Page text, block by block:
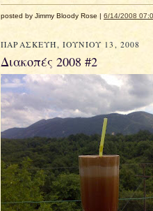
posted by Jimmy Bloody Rose | 6/14/2008
ΠΑΡΑΣΚΕΥΉ, ΙΟΥΝΊΟΥ 13, 2008
Διακοπές 2008 #2